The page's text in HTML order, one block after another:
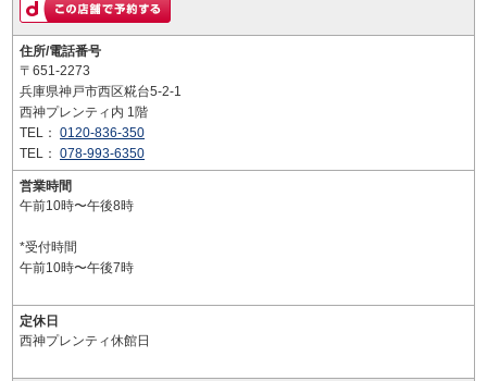
住所/電話番号
〒651-2273
兵庫県神戸市西区糀台5-2-1
西神プレンティ内 1階
TEL： 0120-836-350
TEL： 078-993-6350
営業時間
午前10時〜午後8時
*受付時間
午前10時〜午後7時
定休日
西神プレンティ休館日